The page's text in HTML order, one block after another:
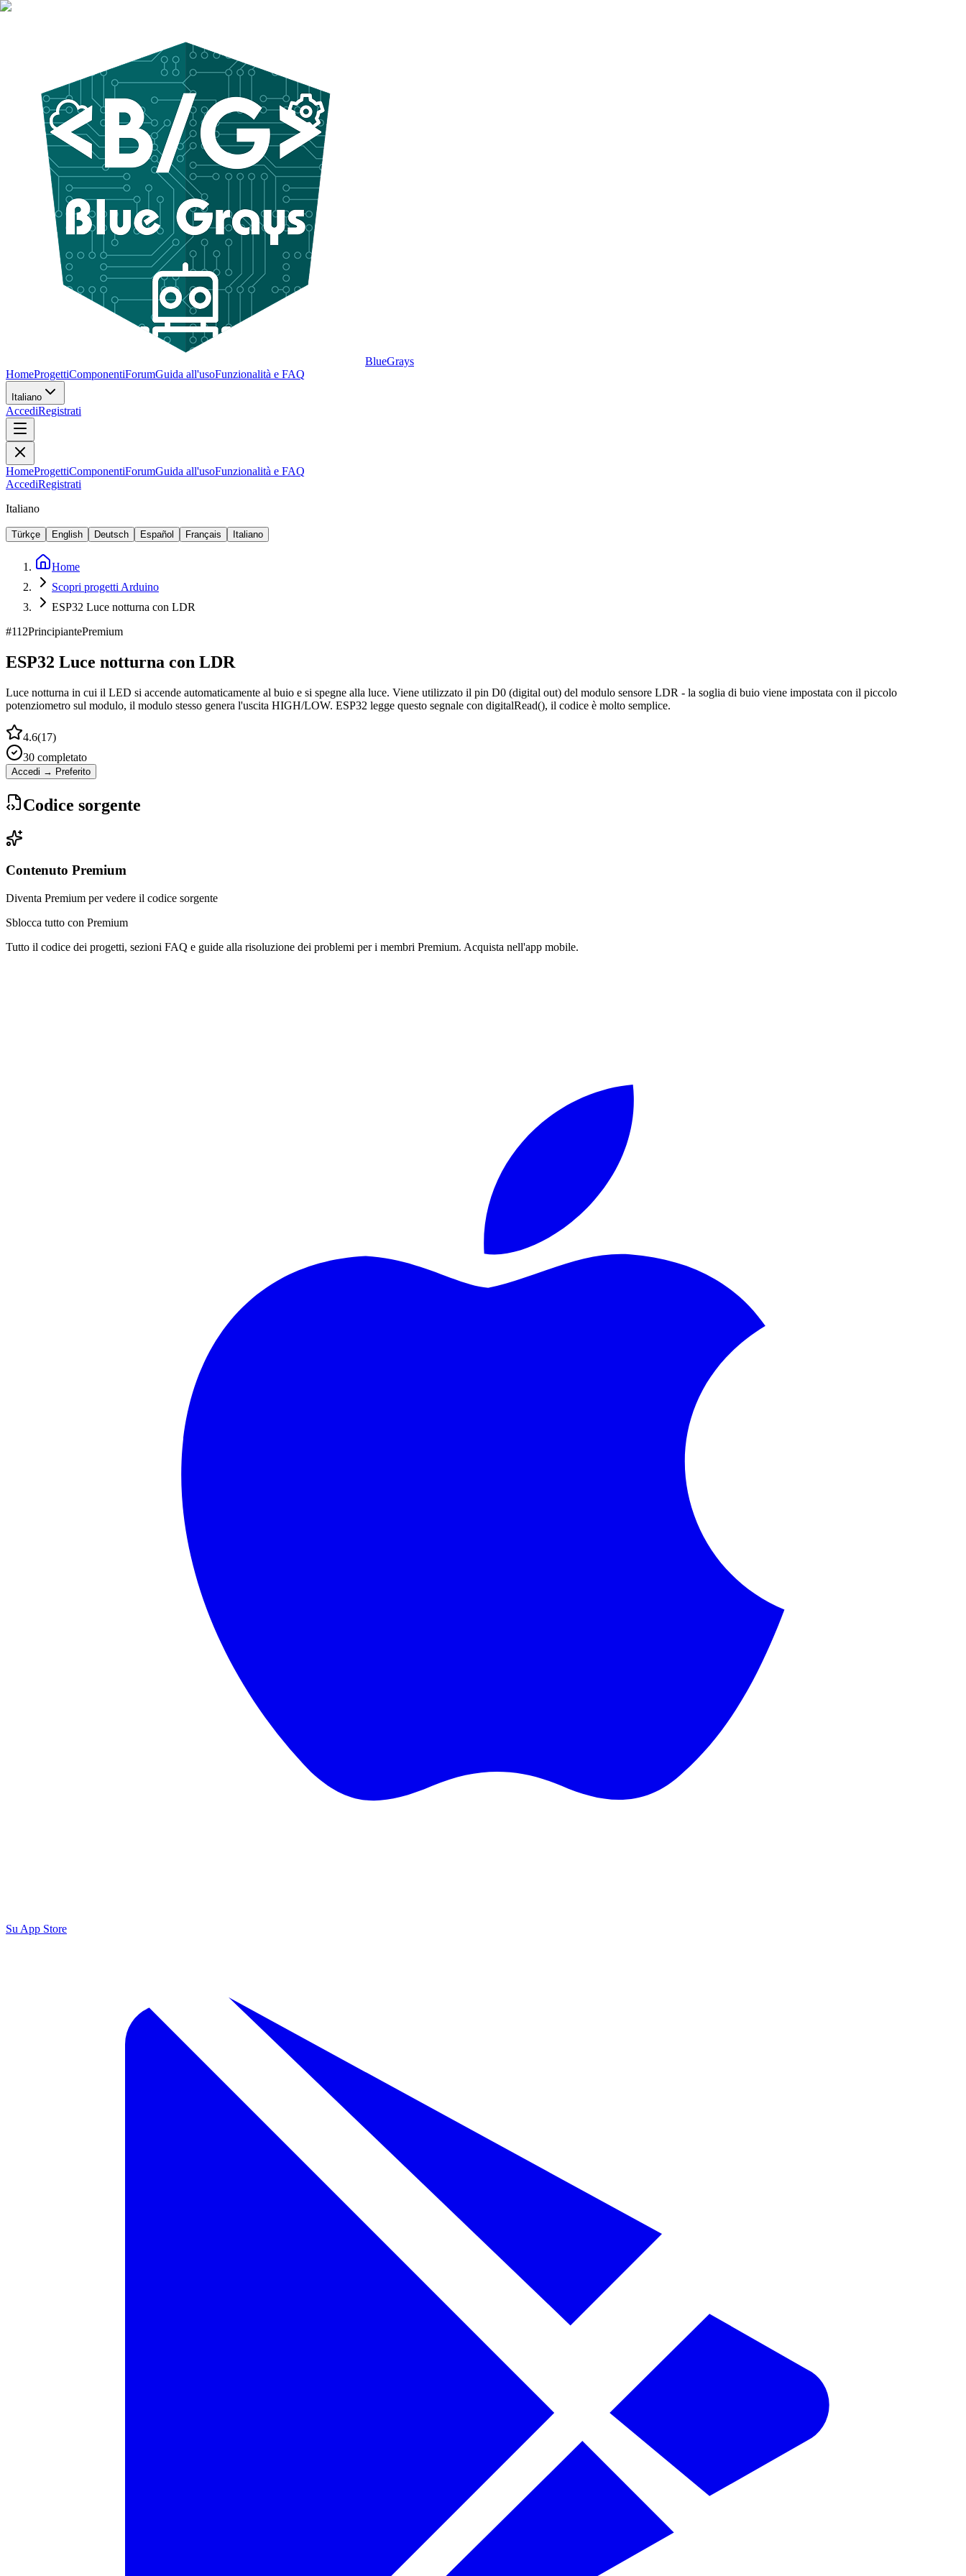
BlueGrays
HomeProgettiComponentiForumGuida all'usoFunzionalità e FAQ
Italiano
AccediRegistrati
HomeProgettiComponentiForumGuida all'usoFunzionalità e FAQ
AccediRegistrati
Italiano
Türkçe English Deutsch Español Français Italiano
Home
Scopri progetti Arduino
ESP32 Luce notturna con LDR
#112PrincipiantePremium
ESP32 Luce notturna con LDR
Luce notturna in cui il LED si accende automaticamente al buio e si spegne alla luce. Viene utilizzato il pin D0 (digital out) del modulo sensore LDR - la soglia di buio viene impostata con il piccolo
potenziometro sul modulo, il modulo stesso genera l'uscita HIGH/LOW. ESP32 legge questo segnale con digitalRead(), il codice è molto semplice.
4.6(17)
30 completato
Accedi → Preferito
Codice sorgente
Contenuto Premium
Diventa Premium per vedere il codice sorgente
Sblocca tutto con Premium
Tutto il codice dei progetti, sezioni FAQ e guide alla risoluzione dei problemi per i membri Premium. Acquista nell'app mobile.
Su App Store